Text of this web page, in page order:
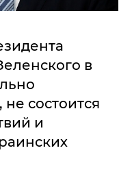
в
состоится
и